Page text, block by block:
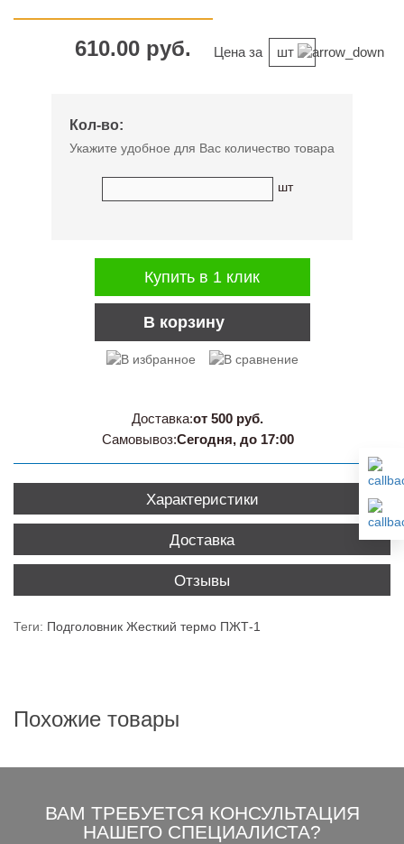
610.00 руб. Цена за шт
Кол-во:
Укажите удобное для Вас количество товара
шт
В корзину
Купить в 1 клик
Доставка:от 500 руб.
Самовывоз:Сегодня, до 17:00
Характеристики
Доставка
Отзывы
Теги: Подголовник Жесткий термо ПЖТ-1
Похожие товары
ВАМ ТРЕБУЕТСЯ КОНСУЛЬТАЦИЯ
НАШЕГО СПЕЦИАЛИСТА?